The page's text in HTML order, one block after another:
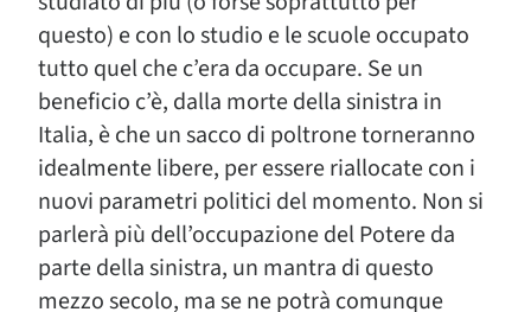
questo) e con lo studio e le scuole occupato
tutto quel che c’era da occupare. Se un
beneficio c’è, dalla morte della sinistra in
Italia, è che un sacco di poltrone torneranno
idealmente libere, per essere riallocate con i
nuovi parametri politici del momento. Non si
parlerà più dell’occupazione del Potere da
parte della sinistra, un mantra di questo
mezzo secolo, ma se ne potrà comunque